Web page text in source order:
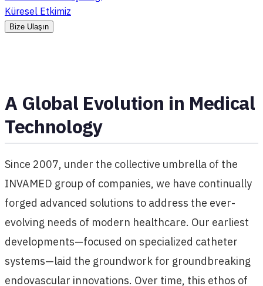
Küresel Etkimiz
Bize Ulaşın
A Global Evolution in Medical
Technology
Since 2007, under the collective umbrella of the
INVAMED group of companies, we have continually
forged advanced solutions to address the ever-
evolving needs of modern healthcare. Our earliest
developments—focused on specialized catheter
systems—laid the groundwork for groundbreaking
endovascular innovations. Over time, this ethos of